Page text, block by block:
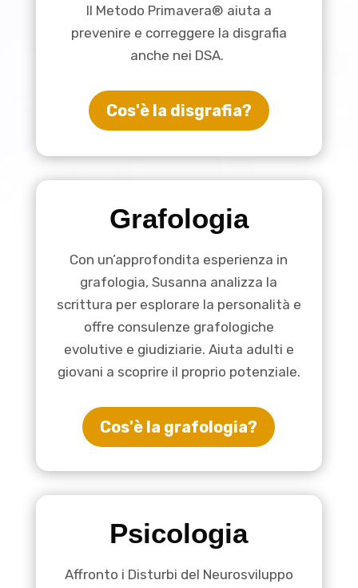
Il Metodo Primavera® aiuta a
prevenire e correggere la disgrafia
anche nei DSA.
Cos'è la disgrafia?
Grafologia
Con un’approfondita esperienza in
grafologia, Susanna analizza la
scrittura per esplorare la personalità e
offre consulenze grafologiche
evolutive e giudiziarie. Aiuta adulti e
giovani a scoprire il proprio potenziale.
Cos'è la grafologia?
Psicologia
Affronto i Disturbi del Neurosviluppo